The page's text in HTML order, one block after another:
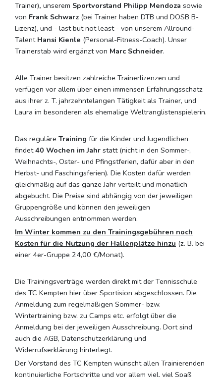
Trainer), unserem Sportvorstand Philipp Mendoza sowie
von Frank Schwarz (bei Trainer haben DTB und DOSB B-
Lizenz), und - last but not least - von unserem Allround-
Talent Hansi Kienle (Personal-Fitness-Coach). Unser
Trainerstab wird ergänzt von Marc Schneider.
Alle Trainer besitzen zahlreiche Trainerlizenzen und
verfügen vor allem über einen immensen Erfahrungsschatz
aus ihrer z. T. jahrzehntelangen Tätigkeit als Trainer, und
Laura im besonderen als ehemalige Weltranglistenspielerin.
Das reguläre Training für die Kinder und Jugendlichen
findet40 Wochen im Jahr statt (nicht in den Sommer-,
Weihnachts-, Oster- und Pfingstferien, dafür aber in den
Herbst- und Faschingsferien). Die Kosten dafür werden
gleichmäßig auf das ganze Jahr verteilt und monatlich
abgebucht. Die Preise sind abhängig von der jeweiligen
Gruppengröße und können den jeweiligen
Ausschreibungen entnommen werden.
Im Winter kommen zu den Trainingsgebühren noch
Kosten für die Nutzung der Hallenplätze hinzu (z. B. bei
einer 4er-Gruppe 24,00 €/Monat).
Die Trainingsverträge werden direkt mit der Tennisschule
des TC Kempten hier über Sportision abgeschlossen. Die
Anmeldung zum regelmäßigen Sommer- bzw.
Wintertraining bzw. zu Camps etc. erfolgt über die
Anmeldung bei der jeweiligen Ausschreibung. Dort sind
auch die AGB, Datenschutzerklärung und
Widerrufserklärung hinterlegt.
Der Vorstand des TC Kempten wünscht allen Trainierenden
kontinuierliche Fortschritte und vor allem viel, viel Spaß